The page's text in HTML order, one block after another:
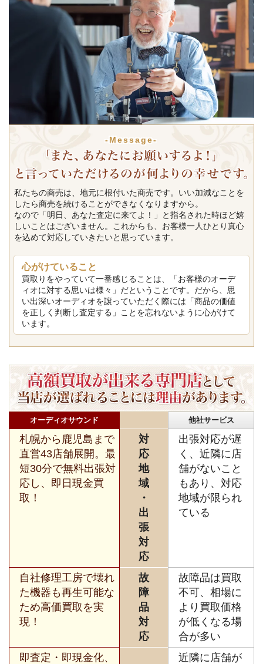
-Message-
私たちの商売は、地元に根付いた商売です。いい加減なことを
したら商売を続けることができなくなりますから。
なので「明日、あなた査定に来てよ！」と指名された時ほど嬉
しいことはございません。これからも、お客様一人ひとり真心
を込めて対応していきたいと思っています。
心がけていること
買取りをやっていて一番感じることは、「お客様のオーデ
ィオに対する思いは様々」だということです。だから、思
い出深いオーディオを譲っていただく際には「商品の価値
を正しく判断し査定する」ことを忘れないように心がけて
います。
オーディオサウンド 他社サービス
札幌から鹿児島まで
直営43店舗展開。最
短30分で無料出張対
応し、即日現金買
取！
対
応
地
域
・
出
張
対
応
出張対応が遅
く、近隣に店
舗がないこと
もあり、対応
地域が限られ
ている
自社修理工房で壊れ
た機器も再生可能な
ため高価買取を実
現！
故
障
品
対
応
故障品は買取
不可、相場に
より買取価格
が低くなる場
合が多い
即査定・即現金化、
近隣に店舗が